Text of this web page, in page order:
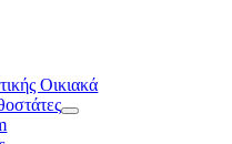
Οικιακά